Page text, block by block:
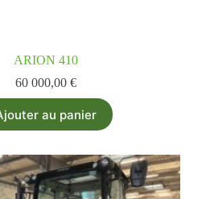
ARION 410
60 000,00 €
au panier